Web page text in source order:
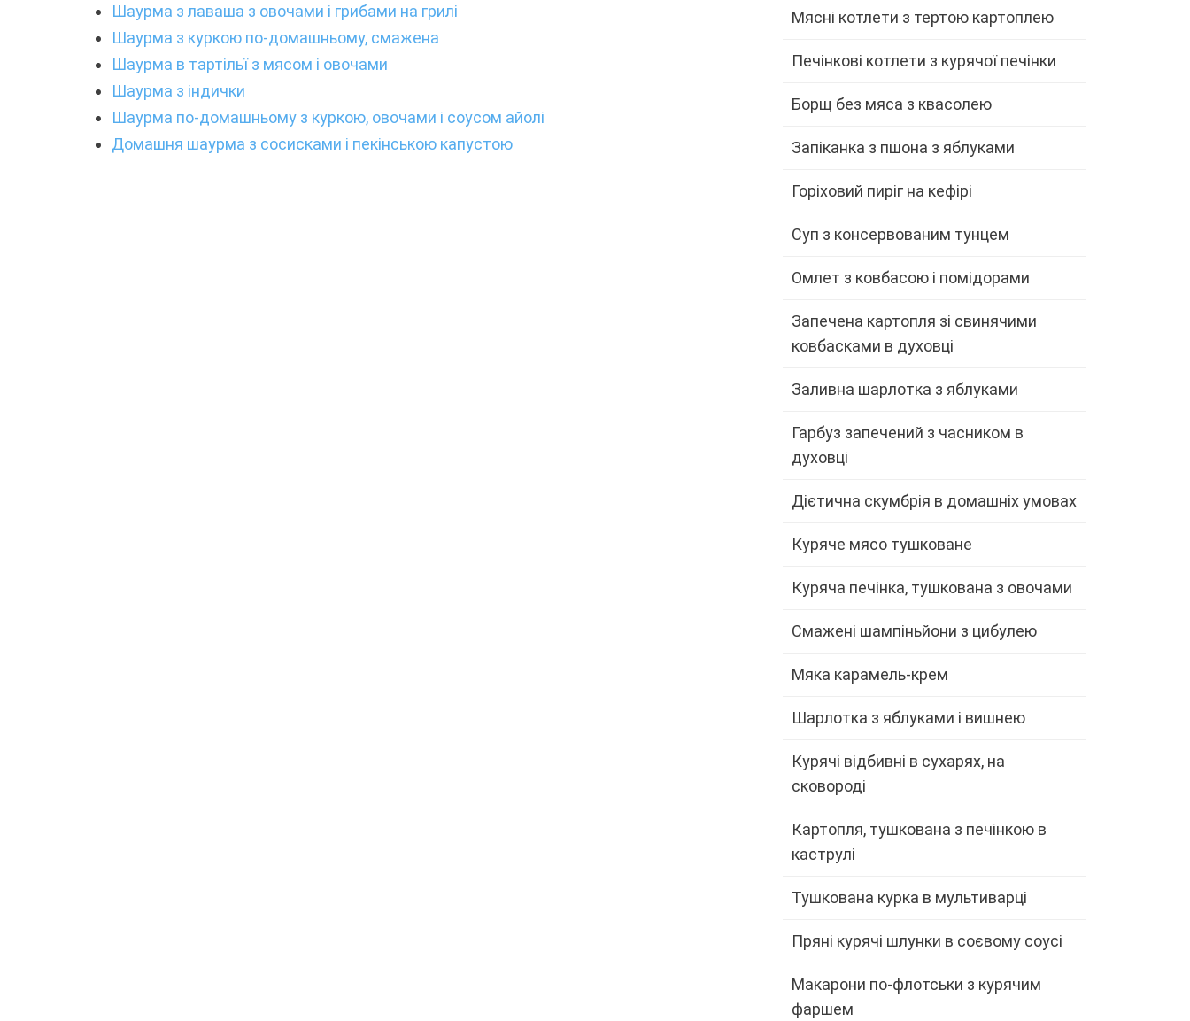
Шаурма з лаваша з овочами і грибами на грилі
Шаурма з куркою по-домашньому, смажена
Шаурма в тартільї з мясом і овочами
Шаурма з індички
Шаурма по-домашньому з куркою, овочами і соусом айолі
Домашня шаурма з сосисками і пекінською капустою
Мясні котлети з тертою картоплею
Печінкові котлети з курячої печінки
Борщ без мяса з квасолею
Запіканка з пшона з яблуками
Горіховий пиріг на кефірі
Суп з консервованим тунцем
Омлет з ковбасою і помідорами
Запечена картопля зі свинячими
ковбасками в духовці
Заливна шарлотка з яблуками
Гарбуз запечений з часником в
духовці
Дієтична скумбрія в домашніх умовах
Куряче мясо тушковане
Куряча печінка, тушкована з овочами
Смажені шампіньйони з цибулею
Мяка карамель-крем
Шарлотка з яблуками і вишнею
Курячі відбивні в сухарях, на
сковороді
Картопля, тушкована з печінкою в
каструлі
Тушкована курка в мультиварці
Пряні курячі шлунки в соєвому соусі
Макарони по-флотськи з курячим
фаршем